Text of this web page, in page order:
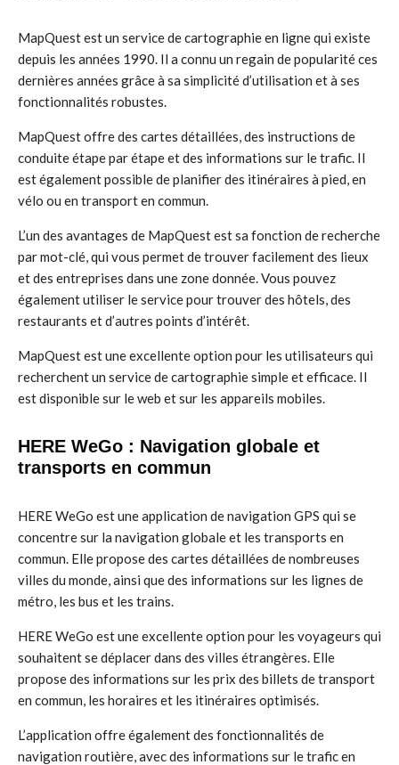
MapQuest est un service de cartographie en ligne qui existe
depuis les années 1990. Il a connu un regain de popularité ces
dernières années grâce à sa simplicité d’utilisation et à ses
fonctionnalités robustes.
MapQuest offre des cartes détaillées, des instructions de
conduite étape par étape et des informations sur le trafic. Il
est également possible de planifier des itinéraires à pied, en
vélo ou en transport en commun.
L’un des avantages de MapQuest est sa fonction de recherche
par mot-clé, qui vous permet de trouver facilement des lieux
et des entreprises dans une zone donnée. Vous pouvez
également utiliser le service pour trouver des hôtels, des
restaurants et d’autres points d’intérêt.
MapQuest est une excellente option pour les utilisateurs qui
recherchent un service de cartographie simple et efficace. Il
est disponible sur le web et sur les appareils mobiles.
HERE WeGo : Navigation globale et
transports en commun
HERE WeGo est une application de navigation GPS qui se
concentre sur la navigation globale et les transports en
commun. Elle propose des cartes détaillées de nombreuses
villes du monde, ainsi que des informations sur les lignes de
métro, les bus et les trains.
HERE WeGo est une excellente option pour les voyageurs qui
souhaitent se déplacer dans des villes étrangères. Elle
propose des informations sur les prix des billets de transport
en commun, les horaires et les itinéraires optimisés.
L’application offre également des fonctionnalités de
navigation routière, avec des informations sur le trafic en